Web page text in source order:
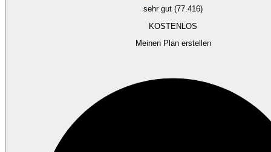
sehr gut (77.416)
KOSTENLOS
Meinen Plan erstellen